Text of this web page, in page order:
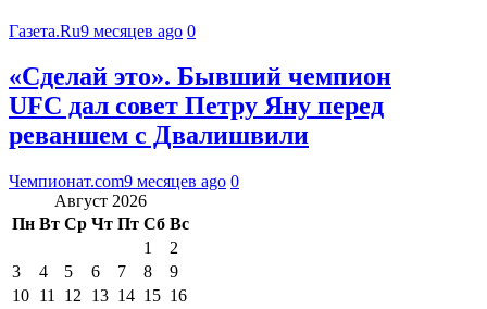
Газета.Ru9 месяцев ago 0
«Сделай это». Бывший чемпион
UFC дал совет Петру Яну перед
реваншем с Двалишвили
Чемпионат.com9 месяцев ago 0
Август 2026
Пн Вт Ср Чт Пт Сб Вс
1
2
3
4 5 6 7 8
9
10 11 12 13 14 15 16